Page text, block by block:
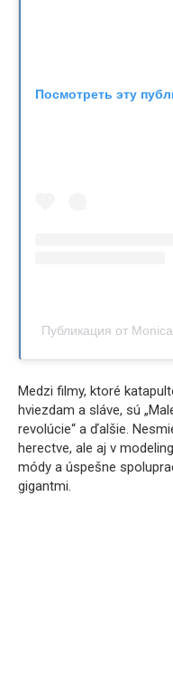
Посмотреть эту
Публикация от
Medzi filmy, ktoré
hviezdam a sláve, sú
revolúcie“ a ďalšie.
herectve, ale aj v
módy a úspešne
gigantmi.